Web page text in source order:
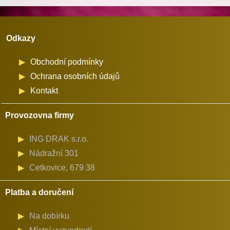
Odkazy
Obchodní podmínky
Ochrana osobních údajů
Kontakt
Provozovna firmy
ING DRAK s.r.o.
Nádražní 301
Cetkovice, 679 38
Platba a doručení
Na dobírku